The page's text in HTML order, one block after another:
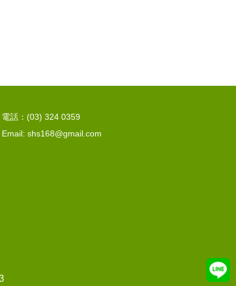
電話：(03) 324 0359
Email: shs168@gmail.com